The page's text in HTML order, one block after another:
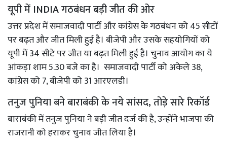
यूपी में INDIA गठबंधन बड़ी जीत की ओर
उत्तर प्रदेश में समाजवादी पार्टी और कांग्रेस के गठबंधन को 45 सीटों
पर बढ़त और जीत मिली हुई है। बीजेपी और उसके सहयोगियों को
यूपी में 34 सीटे पर जीत या बढ़त मिली हुई है। चुनाव आयोग का ये
आंकड़ा शाम 5.30 बजे का है। समाजवादी पार्टी को अकेले 38,
कांग्रेस को 7, बीजेपी को 31 आरएलडी।
तनुज पुनिया बने बाराबंकी के नये सांसद, तोड़े सारे रिकॉर्ड
बाराबंकी में तनुज पुनिया ने बड़ी जीत दर्ज की है, उन्होंने भाजपा की
राजरानी को हराकर चुनाव जीत लिया है।